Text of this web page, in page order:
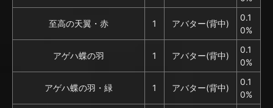
至高の天翼・赤 1 アバター(背中)
0.1
0%
アゲハ蝶の羽 1 アバター(背中)
0.1
0%
アゲハ蝶の羽・緑 1 アバター(背中)
0.1
0%